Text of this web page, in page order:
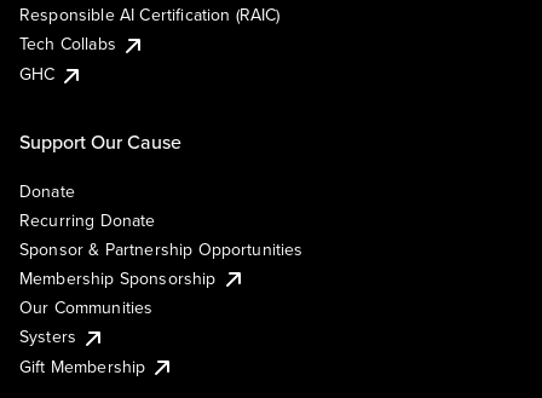
Responsible AI Certification (RAIC)
Tech Collabs
GHC
Support Our Cause
Donate
Recurring Donate
Sponsor & Partnership Opportunities
Membership Sponsorship
Our Communities
Systers
Gift Membership